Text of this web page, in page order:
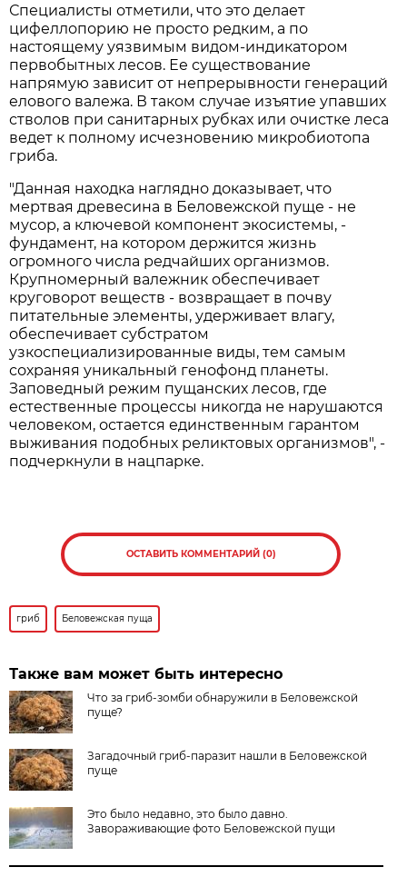
Специалисты отметили, что это делает
цифеллопорию не просто редким, а по
настоящему уязвимым видом-индикатором
первобытных лесов. Ее существование
напрямую зависит от непрерывности генераций
елового валежа. В таком случае изъятие упавших
стволов при санитарных рубках или очистке леса
ведет к полному исчезновению микробиотопа
гриба.
"Данная находка наглядно доказывает, что
мертвая древесина в Беловежской пуще - не
мусор, а ключевой компонент экосистемы, -
фундамент, на котором держится жизнь
огромного числа редчайших организмов.
Крупномерный валежник обеспечивает
круговорот веществ - возвращает в почву
питательные элементы, удерживает влагу,
обеспечивает субстратом
узкоспециализированные виды, тем самым
сохраняя уникальный генофонд планеты.
Заповедный режим пущанских лесов, где
естественные процессы никогда не нарушаются
человеком, остается единственным гарантом
выживания подобных реликтовых организмов", -
подчеркнули в нацпарке.
ОСТАВИТЬ КОММЕНТАРИЙ (0)
гриб Беловежская пуща
Также вам может быть интересно
Что за гриб-зомби обнаружили в Беловежской
пуще?
Загадочный гриб-паразит нашли в Беловежской
пуще
Это было недавно, это было давно.
Завораживающие фото Беловежской пущи